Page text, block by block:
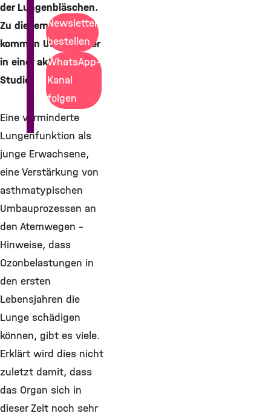
der Lungenbläschen.
Zu diesem Ergebnis
kommen US-Forscher
in einer aktuellen
Studie.
Eine verminderte
Lungenfunktion als
junge Erwachsene,
eine Verstärkung von
asthmatypischen
Umbauprozessen an
den Atemwegen –
Hinweise, dass
Ozonbelastungen in
den ersten
Lebensjahren die
Lunge schädigen
können, gibt es viele.
Erklärt wird dies nicht
zuletzt damit, dass
das Organ sich in
dieser Zeit noch sehr
Newsletter
bestellen
WhatsApp-
Kanal
folgen